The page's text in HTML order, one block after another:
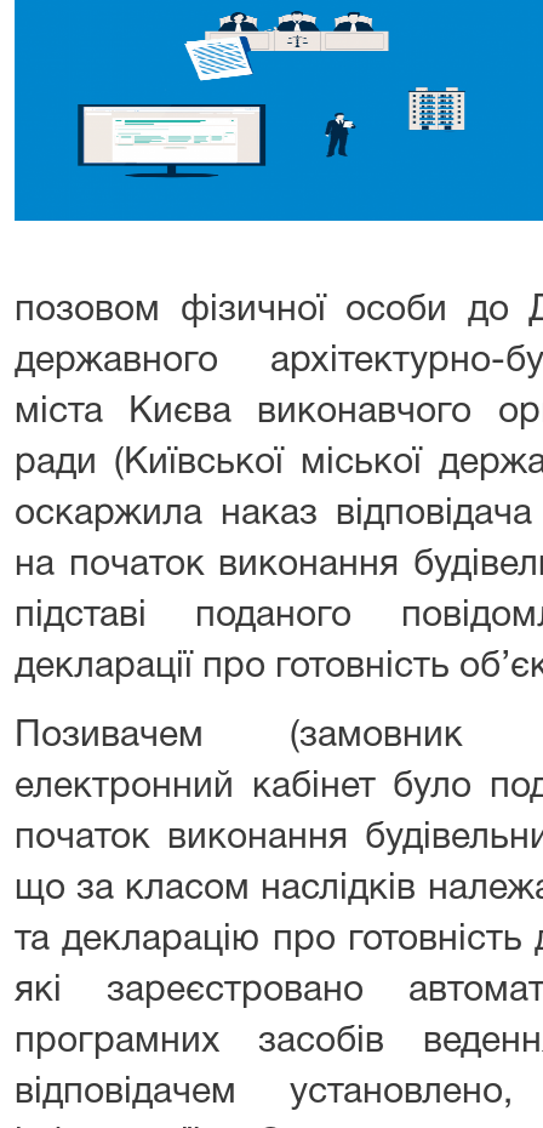
позовом фізичної особи до
державного архітектурно-
міста Києва виконавчого
ради (Київської міської
оскаржила наказ
на початок виконання
підставі поданого
декларації про готовність
Позивачем (замовник
електронний кабінет було
початок виконання
що за класом наслідків
та декларацію про готовність
які зареєстровано
програмних засобів
відповідачем